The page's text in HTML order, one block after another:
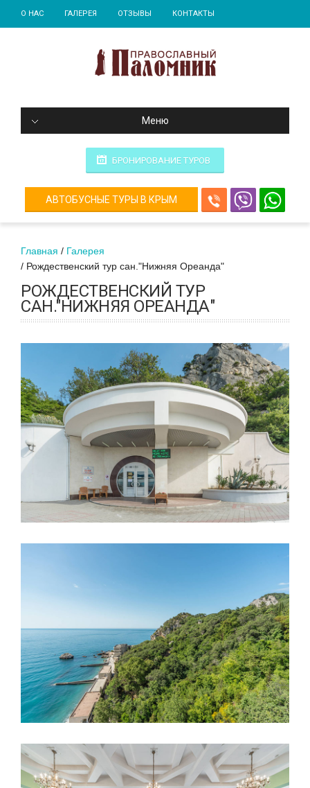
О НАС ГАЛЕРЕЯ ОТЗЫВЫ КОНТАКТЫ
Меню
БРОНИРОВАНИЕ ТУРОВ
АВТОБУСНЫЕ ТУРЫ В КРЫМ
Главная
Галерея
Рождественский тур сан."Нижняя Ореанда"
РОЖДЕСТВЕНСКИЙ ТУР
САН."НИЖНЯЯ ОРЕАНДА"